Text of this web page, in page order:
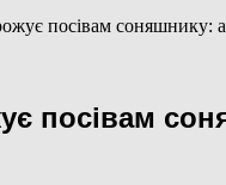
посівам соняшнику:
посівам